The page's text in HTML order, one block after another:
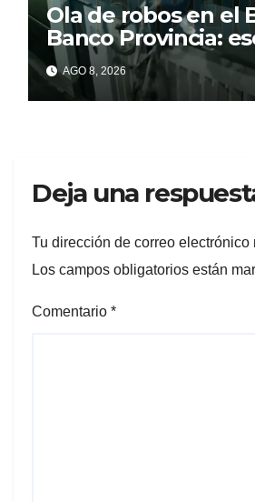
Ola de robos en el
Banco Provincia:
paredes en la
responde
AGO 8, 2026
Deja una
Tu dirección de correo electrónico
Los campos obligatorios están
Comentario *